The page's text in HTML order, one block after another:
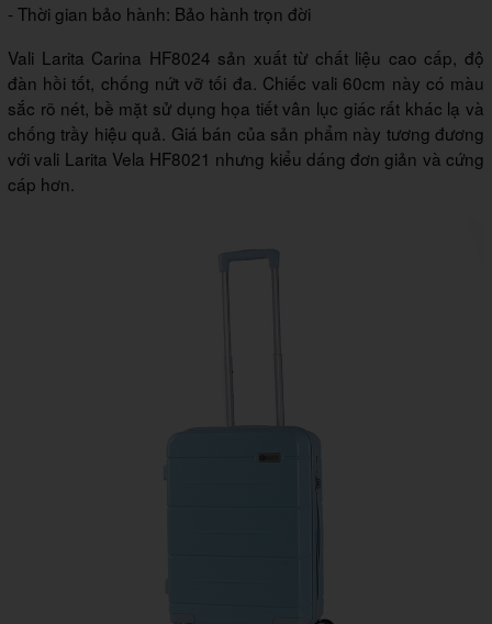
- Thời gian bảo hành: Bảo hành trọn đời
Vali Larita Carina HF8024 sản xuất từ chất liệu cao cấp, độ
đàn hồi tốt, chống nứt vỡ tối đa. Chiếc vali 60cm này có màu
sắc rõ nét, bề mặt sử dụng họa tiết vân lục giác rất khác lạ và
chống trầy hiệu quả. Giá bán của sản phẩm này tương đương
với vali Larita Vela HF8021 nhưng kiểu dáng đơn giản và cứng
cáp hơn.